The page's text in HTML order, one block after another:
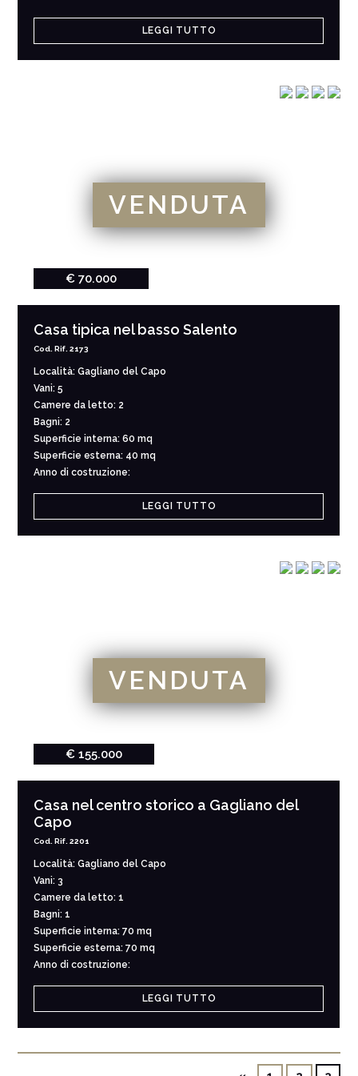
LEGGI TUTTO
€ 70.000
VENDUTA
Casa tipica nel basso Salento
Cod. Rif. 2173
Località: Gagliano del Capo
Vani: 5
Camere da letto: 2
Bagni: 2
Superficie interna: 60 mq
Superficie esterna: 40 mq
Anno di costruzione:
LEGGI TUTTO
€ 155.000
VENDUTA
Casa nel centro storico a Gagliano del
Capo
Cod. Rif. 2201
Località: Gagliano del Capo
Vani: 3
Camere da letto: 1
Bagni: 1
Superficie interna: 70 mq
Superficie esterna: 70 mq
Anno di costruzione:
LEGGI TUTTO